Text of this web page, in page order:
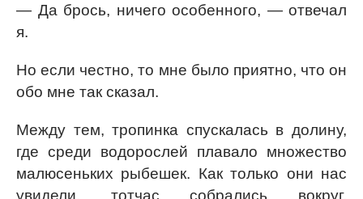
— Да брось, ничего особенного, — отвечал
я.
Но если честно, то мне было приятно, что он
обо мне так сказал.
Между тем, тропинка спускалась в долину,
где среди водорослей плавало множество
малюсеньких рыбешек. Как только они нас
увидели, тотчас собрались вокруг,